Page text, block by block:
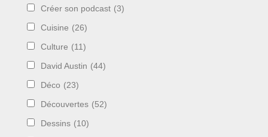
Créer son podcast (3)
Cuisine (26)
Culture (11)
David Austin (44)
Déco (23)
Découvertes (52)
Dessins (10)